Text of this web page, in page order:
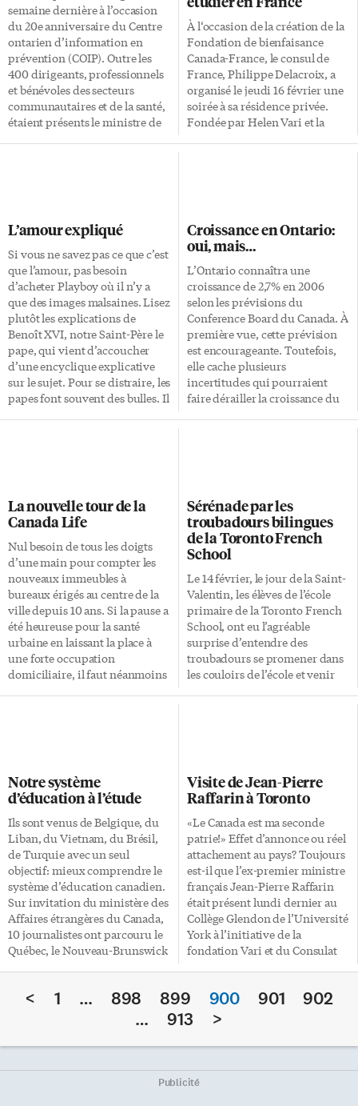
semaine dernière à l’occasion
du 20e anniversaire du Centre
ontarien d’information en
prévention (COIP). Outre les
400 dirigeants, professionnels
et bénévoles des secteurs
communautaires et de la santé,
étaient présents le ministre de
de collaborer avec des
organismes de santé publique,
des collectivités et des
décideurs dans le but de
transformer des bonnes idées
en mesures concrètes. Allant
dans le sens des initiatives du
COIP, […]
À l‘occasion de la création de la
Fondation de bienfaisance
Canada-France, le consul de
France, Philippe Delacroix, a
organisé le jeudi 16 février une
soirée à sa résidence privée.
Fondée par Helen Vari et la
choisir les étudiants, Mme Vari
nous explique les qualités
requises: «ce sont des étudiants
canadiens qui parlent la langue
bien entendu et qui ont le désir
et la motivation d’étudier en
France.» Était présent à cette
soirée en […]
L’amour expliqué
Si vous ne savez pas ce que c’est
que l’amour, pas besoin
d’acheter Playboy où il n’y a
que des images malsaines. Lisez
plutôt les explications de
Benoît XVI, notre Saint-Père le
pape, qui vient d’accoucher
d’une encyclique explicative
sur le sujet. Pour se distraire, les
papes font souvent des bulles. Il
croyantes se reproduisent 10
fois plus que les rassasiées
agnostiques. Pour notre pape,
l’amour est benoîtement
complexe. Là, je pensais à nos
[…]
Croissance en Ontario:
oui, mais…
L’Ontario connaîtra une
croissance de 2,7% en 2006
selon les prévisions du
Conference Board du Canada. À
première vue, cette prévision
est encourageante. Toutefois,
elle cache plusieurs
incertitudes qui pourraient
faire dérailler la croissance du
asiatique, pour relancer
plusieurs de leurs produits et
pour réduire leurs dépenses et
les coûts associés aux régimes
de retraite et de santé. Une
autre inquiétude, c’est le dollar
canadien, qui demeure au-delà
des 85 cents US et qui […]
La nouvelle tour de la
Canada Life
Nul besoin de tous les doigts
d’une main pour compter les
nouveaux immeubles à
bureaux érigés au centre de la
ville depuis 10 ans. Si la pause a
été heureuse pour la santé
urbaine en laissant la place à
une forte occupation
domiciliaire, il faut néanmoins
poursuivent la tendance que
semblent dessiner les derniers
projets et qui consiste à
composer avec ce qui existe
déjà plutôt que de sans cesse
repartir de la […]
Sérénade par les
troubadours bilingues
de la Toronto French
School
Le 14 février, le jour de la Saint-
Valentin, les élèves de l’école
primaire de la Toronto French
School, ont eu l’agréable
surprise d’entendre des
troubadours se promener dans
les couloirs de l’école et venir
valentines, Je t’aime beaucoup,
Love Me Tender. Les
troubadours modernes étaient
accompagnés de guitares,
saxophone, flûte traversière et
violons. Les élèves ont apprécié
cet intermède musical qui
encourageait et soulignait le
bilinguisme de l’école. Ce
moment magique et musical a
[…]
Notre système
d’éducation à l’étude
Ils sont venus de Belgique, du
Liban, du Vietnam, du Brésil,
de Turquie avec un seul
objectif: mieux comprendre le
système d’éducation canadien.
Sur invitation du ministère des
Affaires étrangères du Canada,
10 journalistes ont parcouru le
Québec, le Nouveau-Brunswick
à la loupe notre système
d’éducation afin de transmettre
le fruit de leurs observations à
leurs lecteurs. Les pages du Soir
France, de la Folha de Sao Paulo
Visite de Jean-Pierre
Raffarin à Toronto
«Le Canada est ma seconde
patrie!» Effet d’annonce ou réel
attachement au pays? Toujours
est-il que l’ex-premier ministre
français Jean-Pierre Raffarin
était présent lundi dernier au
Collège Glendon de l’Université
York à l’initiative de la
fondation Vari et du Consulat
Raffarin, actuellement sénateur
de la Vienne (Poitou-
Charentes), s’est attardé sur des
enjeux de politique
son point de vue sur des
< 1 … 898 899 900 901
902
…
913 >
Publicité